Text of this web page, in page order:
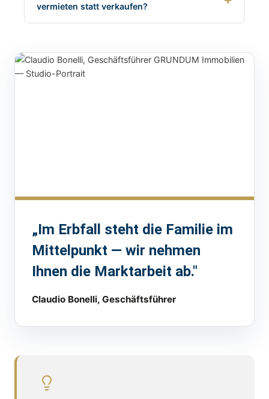
vermieten statt verkaufen?
„Im Erbfall steht die Familie im
Mittelpunkt — wir nehmen
Ihnen die Marktarbeit ab."
Claudio Bonelli, Geschäftsführer